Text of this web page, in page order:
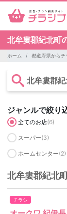
北牟婁郡紀北町
ホーム 都道府県からチ
北牟婁郡
ジャンルで絞り
全てのお店(6)
スーパー(3)
ホームセンター(2)
北牟婁郡紀北
チラシ